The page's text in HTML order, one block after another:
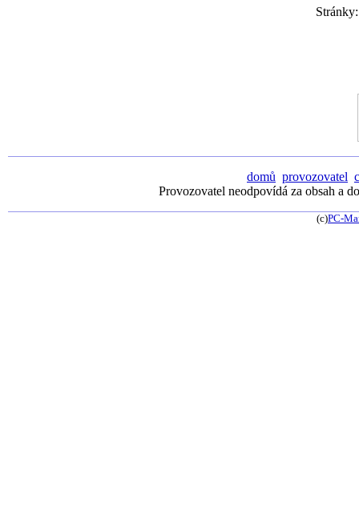
domů provozovatel
Provozovatel neodpovídá za obsah a
(c)PC-